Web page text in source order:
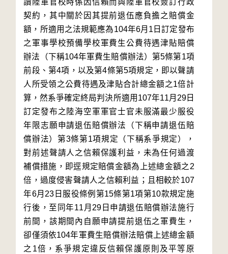
讀陸軍官校時係因信賴而與陸軍官校簽訂行政
契約，其中關於因其提前退伍應負擔之賠償金
額，所適用之法規範應為104年6月1日訂定發布
之軍事學校預備學校軍費生公費待遇津貼賠償
辦法（下稱104年軍費生賠償辦法）第5條第1項
前段、第4項，以及第4條第5項規定，即以聲請
人所受領之公費待遇及津貼合計總金額之1倍計
算，然系爭確定終局判決所適用107年11月29日
訂定發布之陸海空軍軍官士官未服滿最少服役
年限志願申請退伍賠償辦法（下稱申請退伍賠
償辦法）第3條第1項規定（下稱系爭規定），
對前述聲請人之信賴保護利益，未為任何過渡
補償措施，即逕規定賠償金額為上述總金額之2
倍，過度侵害聲請人之信賴利益；且相較於107
年6月23日服役條例第15條第1項第10款規定施
行後，至同年11月29日申請退伍賠償辦法施行
前間，該期間內自願申請提前退伍之軍費生，
卻僅須依104年軍費生賠償辦法賠償上述總金額
之1倍，系爭規定違反信賴保護原則及平等原